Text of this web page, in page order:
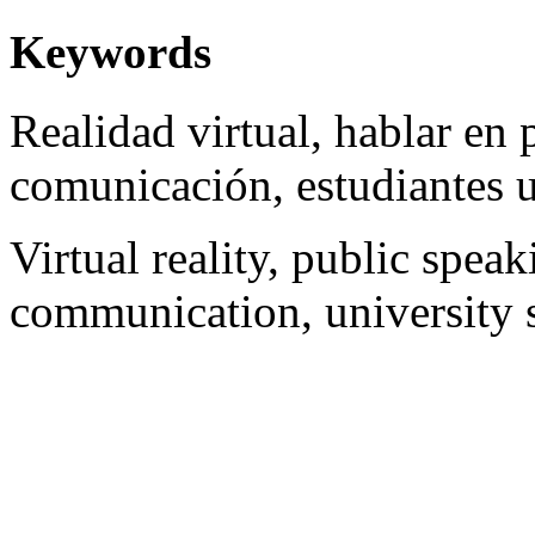
Keywords
Realidad virtual, hablar en
comunicación, estudiantes
Virtual reality, public
communication, university